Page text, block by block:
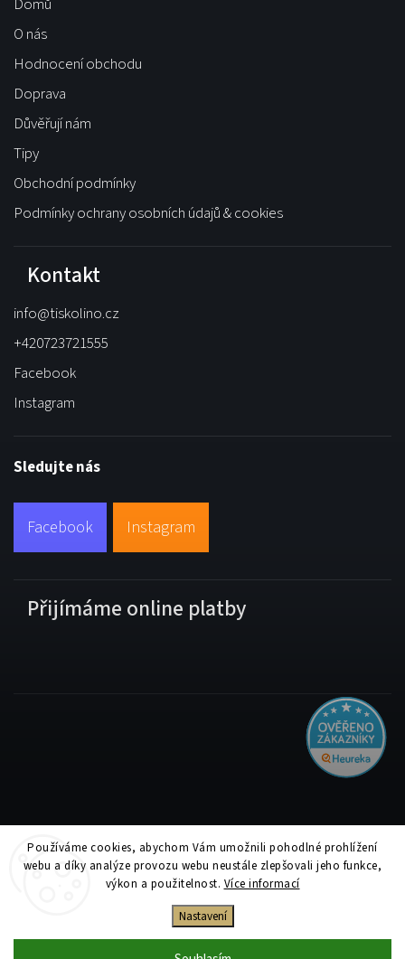
Používáme cookies, abychom Vám umožnili pohodlné prohlížení
webu a díky analýze provozu webu neustále zlepšovali jeho funkce,
výkon a použitelnost. Více informací
Nastavení
O nás
Hodnocení obchodu
Doprava
Důvěřují nám
Tipy
Obchodní podmínky
Podmínky ochrany osobních údajů & cookies
Kontakt
info@tiskolino.cz
+420723721555
Facebook
Instagram
Sledujte nás
Facebook Instagram
Přijímáme online platby
Copyright 2026Tiskolino.cz. Všechna práva vyhrazena.
Upravit nastavení cookies
| DesignShoptak.cz